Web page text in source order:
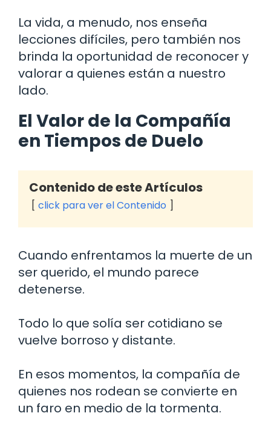
La vida, a menudo, nos enseña
lecciones difíciles, pero también nos
brinda la oportunidad de reconocer y
valorar a quienes están a nuestro
lado.
El Valor de la Compañía
en Tiempos de Duelo
Contenido de este Artículos
click para ver el Contenido
Cuando enfrentamos la muerte de un
ser querido, el mundo parece
detenerse.
Todo lo que solía ser cotidiano se
vuelve borroso y distante.
En esos momentos, la compañía de
quienes nos rodean se convierte en
un faro en medio de la tormenta.